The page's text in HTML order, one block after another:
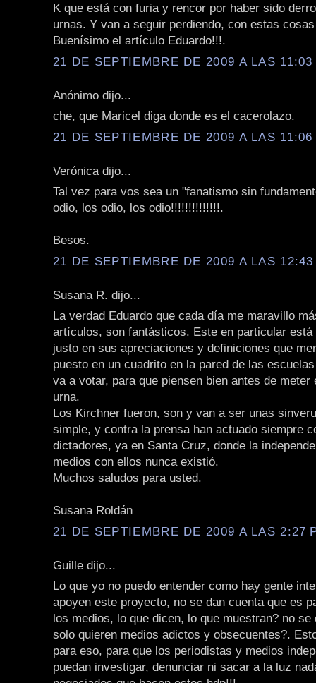
K que está con furia y rencor por haber sido
urnas. Y van a seguir perdiendo, con estas
Buenísimo el artículo Eduardo!!!.
21 DE SEPTIEMBRE DE 2009 A LAS
Anónimo dijo...
che, que Maricel diga donde es el cacerolazo.
21 DE SEPTIEMBRE DE 2009 A LAS
Verónica dijo...
Tal vez para vos sea un "fanatismo sin
odio, los odio, los odio!!!!!!!!!!!!!!.
Besos.
21 DE SEPTIEMBRE DE 2009 A LAS 12:43
Susana R. dijo...
La verdad Eduardo que cada día me maravillo
artículos, son fantásticos. Este en particular está
justo en sus apreciaciones y definiciones que
puesto en un cuadrito en la pared de las
va a votar, para que piensen bien antes de meter
urna.
Los Kirchner fueron, son y van a ser unas
simple, y contra la prensa han actuado siempre
dictadores, ya en Santa Cruz, donde la
medios con ellos nunca existió.
Muchos saludos para usted.
Susana Roldán
21 DE SEPTIEMBRE DE 2009 A LAS 2:27
Guille dijo...
Lo que yo no puedo entender como hay gente
apoyen este proyecto, no se dan cuenta que es
los medios, lo que dicen, lo que muestran? no se
solo quieren medios adictos y obsecuentes?.
para eso, para que los periodistas y medios
puedan investigar, denunciar ni sacar a la luz